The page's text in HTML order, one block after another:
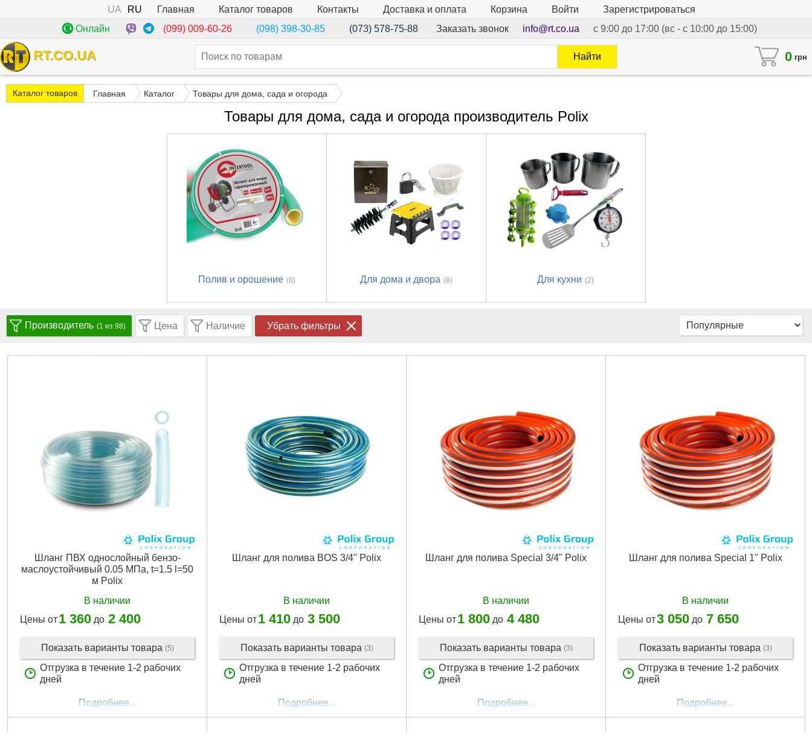
UA RU Главная Каталог товаров Контакты Доставка и оплата Корзина Войти
Зарегистрироваться
Онлайн
(099) 009-60-26 (098) 398-30-85 (073) 578-75-88 Заказать звонок info@rt.co.ua с 9:00 до 17:00 (вс - с 10:00 до 15:00)
RT.CO.UA 0 грн
Найти
Каталог товаров Главная Каталог Товары для дома, сада и огорода
Товары для дома, сада и огорода производитель Polix
Полив и орошение (8) Для дома и двора (8) Для кухни (2)
Производитель (1 из 98) Цена Наличие Убрать фильтры
Шланг ПВХ однослойный бензо-
маслоустойчивый 0.05 МПа, t=1.5 l=50
м Polix
В наличии
Цены от1 360 до 2 400
Показать варианты товара (5)
Отгрузка в течение 1-2 рабочих
дней
Подробнее...
Шланг для полива BOS 3/4" Polix
В наличии
Цены от1 410 до 3 500
Показать варианты товара (3)
Отгрузка в течение 1-2 рабочих
дней
Подробнее...
Шланг для полива Special 3/4" Polix
В наличии
Цены от1 800 до 4 480
Показать варианты товара (3)
Отгрузка в течение 1-2 рабочих
дней
Подробнее...
Шланг для полива Special 1" Polix
В наличии
Цены от3 050 до 7 650
Показать варианты товара (3)
Отгрузка в течение 1-2 рабочих
дней
Подробнее...